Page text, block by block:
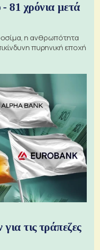
81 χρόνια μετά
η ανθρωπότητα
πυρηνική εποχή
τις τράπεζες